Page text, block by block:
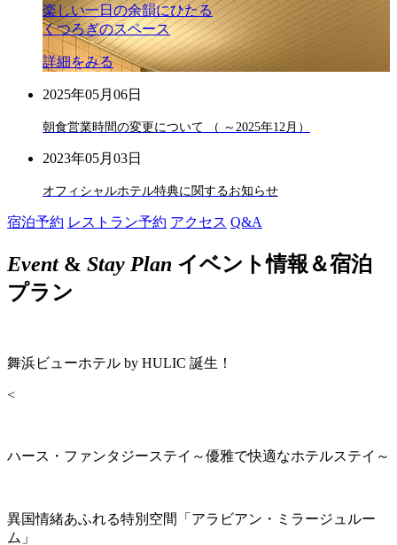
楽しい一日の余韻にひたる
くつろぎのスペース
詳細をみる
2025年05月06日
朝食営業時間の変更について （ ～2025年12月）
2023年05月03日
オフィシャルホテル特典に関するお知らせ
宿泊予約 レストラン予約 アクセス Q&A
Event& Stay Plan イベント情報＆宿泊
プラン
舞浜ビューホテル by HULIC 誕生！
<
ハース・ファンタジーステイ～優雅で快適なホテルステイ～
異国情緒あふれる特別空間「アラビアン・ミラージュルー
ム」